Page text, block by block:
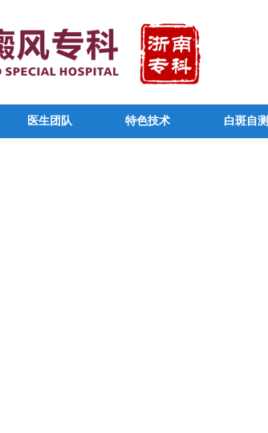
医生团队 特色技术 白斑自测